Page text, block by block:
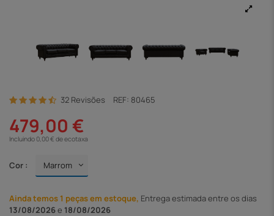
32 Revisões REF: 80465
479,00 €
Incluindo 0,00 € de ecotaxa
Cor :
Ainda temos 1 peças em estoque, Entregaestimada entre os dias
13/08/2026e 18/08/2026